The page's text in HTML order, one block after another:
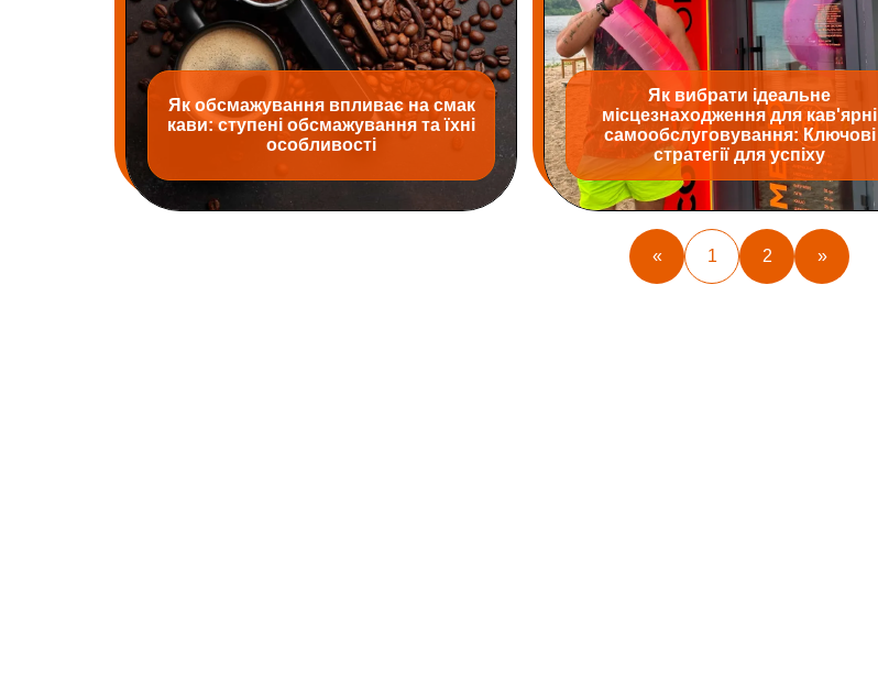
Як обсмажування впливає на смак
кави: ступені обсмажування та їхні
особливості
Як вибрати ідеальне
місцезнаходження для кав'ярні
самообслуговування: Ключові
стратегії для успіху
« 1 2 »